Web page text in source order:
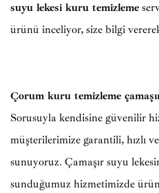
suyu lekesi kuru temizleme
ürünü inceliyor, size bilgi
Çorum kuru temizleme
Sorusuyla kendisine güvenilir
müşterilerimize garantili, hızlı
sunuyoruz. Çamaşır suyu
sunduğumuz hizmetimizde